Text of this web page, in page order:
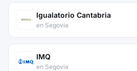
Igualatorio Cantabria
en Segovia
IMQ
en Segovia